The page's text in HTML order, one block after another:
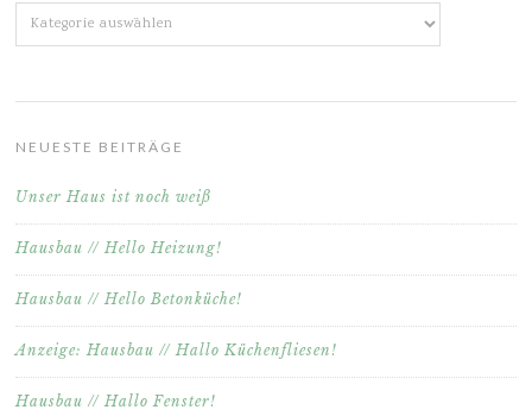
Kategorien
NEUESTE BEITRÄGE
Unser Haus ist noch weiß
Hausbau // Hello Heizung!
Hausbau // Hello Betonküche!
Anzeige: Hausbau // Hallo Küchenfliesen!
Hausbau // Hallo Fenster!